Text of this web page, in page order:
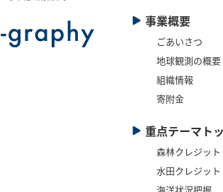
事業概要
ごあいさつ
地球観測の概要
組織情報
寄附金
重点テーマト
森林クレジット
水田クレジット